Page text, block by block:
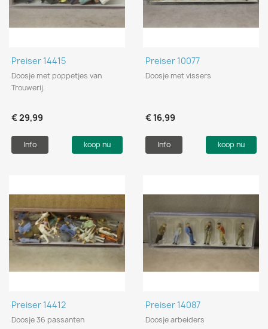
Preiser 14415
Doosje met poppetjes van
Trouwerij.
€ 29,99
Info koop nu
Preiser 10077
Doosje met vissers
€ 16,99
Info koop nu
Preiser 14412
Doosje 36 passanten
Preiser 14087
Doosje arbeiders